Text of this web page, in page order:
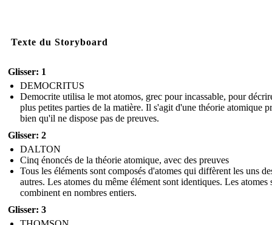
Texte du Storyboard
Glisser: 1
DEMOCRITUS
Democrite utilisa le mot atomos, grec pour incassable, pour
plus petites parties de la matière. Il s'agit d'une théorie atomique
bien qu'il ne dispose pas de preuves.
Glisser: 2
DALTON
Cinq énoncés de la théorie atomique, avec des preuves
Tous les éléments sont composés d'atomes qui diffèrent les uns
autres. Les atomes du même élément sont identiques. Les atomes
combinent en nombres entiers.
Glisser: 3